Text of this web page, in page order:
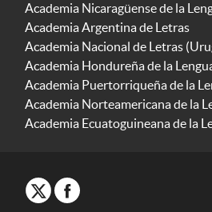
Academia Nicaragüense de la
Academia Argentina de Letras
Academia Nacional de Letras
Academia Hondureña de la
Academia Puertorriqueña de la
Academia Norteamericana de la
Academia Ecuatoguineana de la